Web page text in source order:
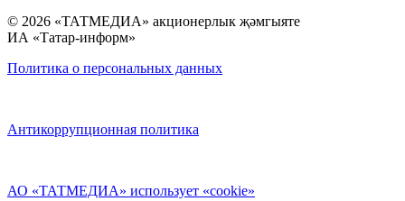
© 2026 «ТАТМЕДИА» акционерлык җәмгыяте
ИА «Татар-информ»
Политика о персональных данных
Антикоррупционная политика
АО «ТАТМЕДИА» использует «cookie»